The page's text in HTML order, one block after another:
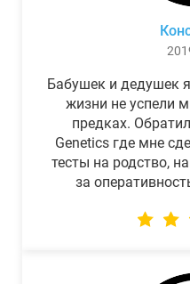
Бабушек и дедушек
жизни не успели
предках.
Genetics где мне
тесты на родство,
за